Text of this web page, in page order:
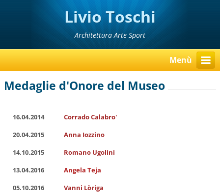
Livio Toschi
Architettura Arte Sport
Menù
Medaglie d'Onore del Museo
16.04.2014
Corrado Calabro'
20.04.2015
Anna Iozzino
14.10.2015
Romano Ugolini
13.04.2016
Angela Teja
05.10.2016
Vanni Lòriga